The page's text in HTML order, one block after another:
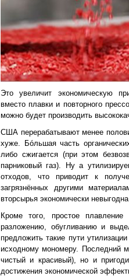
Это увеличит экономическую
вместо плавки и повторного
можно будет производить
США перерабатывают менее
хуже. Бóльшая часть
либо сжигается (при этом
парниковый газ). Ну а
отходов, что приводит к
загрязнённых другими
вторсырья экономически
Кроме того, простое
разложению, обугливанию и
предложить такие пути
исходному мономеру. Последний
чистый и красивый), но и
достижения экономической